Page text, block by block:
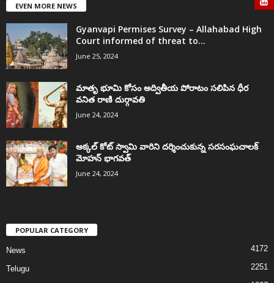
EVEN MORE NEWS
Gyanvapi Permises Survey – Allahabad High
Court informed of threat to...
June 25, 2024
మాతృ భూమి కోసం అద్వితీయ పోరాటం సలిపిన ధీర
వనిత రాణి దుర్గావతి
June 24, 2024
అక్కల్‌ కోట్‌ స్వామి వారిని దర్శించుకున్న సరసంఘచాలక్
మోహన్ భాగవత్
June 24, 2024
POPULAR CATEGORY
News 4172
Telugu 2251